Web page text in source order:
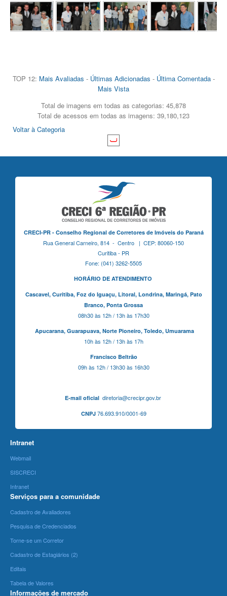
TOP 12: Mais Avaliadas - Últimas Adicionadas - Última Comentada-
Mais Vista
Total de imagens em todas as categorias: 45,878
Total de acessos em todas as imagens: 39,180,123
Voltar à Categoria
CRECI-PR - Conselho Regional de Corretores de Imóveis do Paraná
Rua General Carneiro, 814 - Centro | CEP: 80060-150
Curitiba - PR
Fone: (041) 3262-5505
HORÁRIO DE ATENDIMENTO
Cascavel, Curitiba,Foz do Iguaçu, Litoral, Londrina, Maringá, Pato
Branco, Ponta Grossa
08h30 às 12h / 13h às 17h30
Apucarana, Guarapuava, Norte Pioneiro, Toledo, Umuarama
10h às 12h / 13h às 17h
Francisco Beltrão
09h às 12h / 13h30 às 16h30
E-mail oficialdiretoria@crecipr.gov.br
CNPJ76.693.910/0001-69
Intranet
Webmail
SISCRECI
Intranet
Serviços para a comunidade
Cadastro de Avaliadores
Pesquisa de Credenciados
Torne-se um Corretor
Cadastro de Estagiários (2)
Editais
Tabela de Valores
Informações de mercado